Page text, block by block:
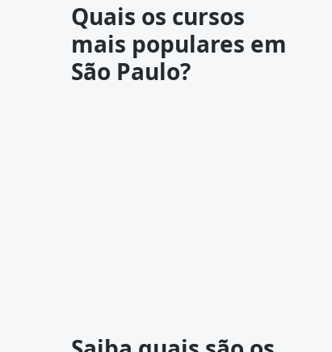
Quais os cursos
mais populares em
São Paulo?